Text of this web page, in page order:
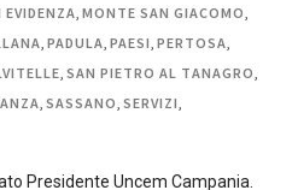
EVIDENZA, MONTE SAN GIACOMO,
, PADULA, PAESI, PERTOSA,
, SAN PIETRO AL TANAGRO,
, SASSANO, SERVIZI,
Presidente Uncem Campania.